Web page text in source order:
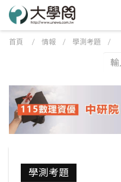
首頁 / 情報 / 學測考題 /
學測考題